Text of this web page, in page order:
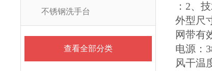
不锈钢洗手台
查看全部分类
：2、
外型尺
网带有
电源：
风干温